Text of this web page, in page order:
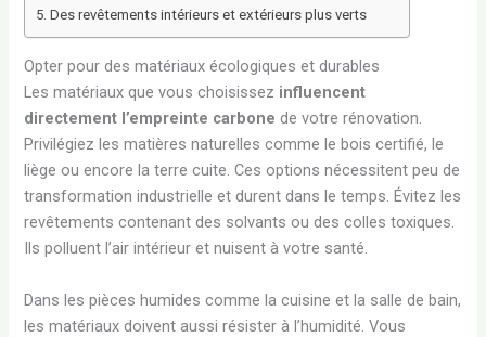
Des revêtements intérieurs et extérieurs plus verts
Opter pour des matériaux écologiques et durables
Les matériaux que vous choisissez influencent
directement l’empreinte carbonede votre rénovation.
Privilégiez les matières naturelles comme le bois certifié, le
liège ou encore la terre cuite. Ces options nécessitent peu de
transformation industrielle et durent dans le temps. Évitez les
revêtements contenant des solvants ou des colles toxiques.
Ils polluent l’air intérieur et nuisent à votre santé.
Dans les pièces humides comme la cuisine et la salle de bain,
les matériaux doivent aussi résister à l’humidité. Vous